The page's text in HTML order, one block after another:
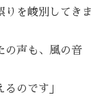
を峻別してきま
の声も、風の音
のです」